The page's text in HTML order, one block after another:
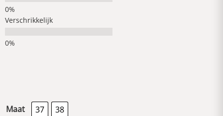
Verschrikkelijk
Maat 37 38